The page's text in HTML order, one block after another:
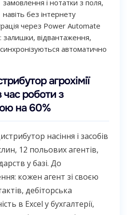
замовлення і нотатки з поля,
навіть без інтернету
через Power Automate
залишки, відвантаження,
автоматично
агрохімії
час роботи з
на 60%
насіння і засобів
12 польових агентів,
у базі. До
кожен агент зі своєю
дебіторська
в Excel у бухгалтерії,